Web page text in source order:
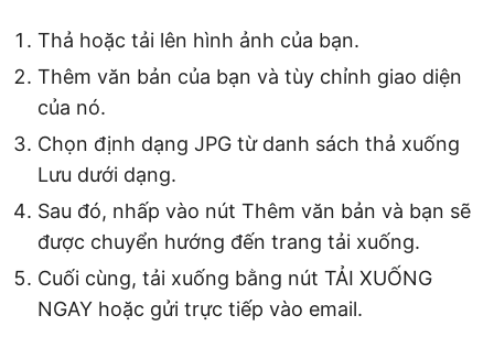
Thả hoặc tải lên hình ảnh của bạn.
Thêm văn bản của bạn và tùy chỉnh giao diện
của nó.
Chọn định dạng JPG từ danh sách thả xuống
Lưu dưới dạng.
Sau đó, nhấp vào nút Thêm văn bản và bạn sẽ
được chuyển hướng đến trang tải xuống.
Cuối cùng, tải xuống bằng nút TẢI XUỐNG
NGAY hoặc gửi trực tiếp vào email.